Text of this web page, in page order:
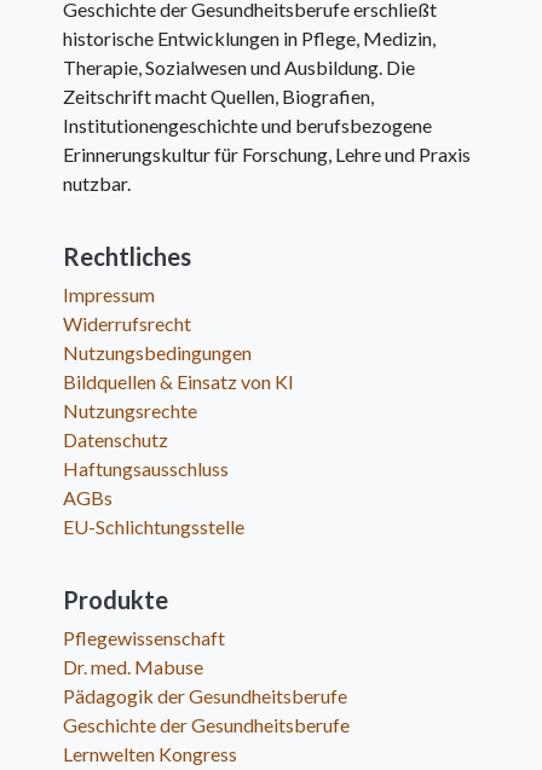
Geschichte der Gesundheitsberufe erschließt
historische Entwicklungen in Pflege, Medizin,
Therapie, Sozialwesen und Ausbildung. Die
Zeitschrift macht Quellen, Biografien,
Institutionengeschichte und berufsbezogene
Erinnerungskultur für Forschung, Lehre und Praxis
nutzbar.
Rechtliches
Impressum
Widerrufsrecht
Nutzungsbedingungen
Bildquellen & Einsatz von KI
Nutzungsrechte
Datenschutz
Haftungsausschluss
AGBs
EU-Schlichtungsstelle
Produkte
Pflegewissenschaft
Dr. med. Mabuse
Pädagogik der Gesundheitsberufe
Geschichte der Gesundheitsberufe
Lernwelten Kongress